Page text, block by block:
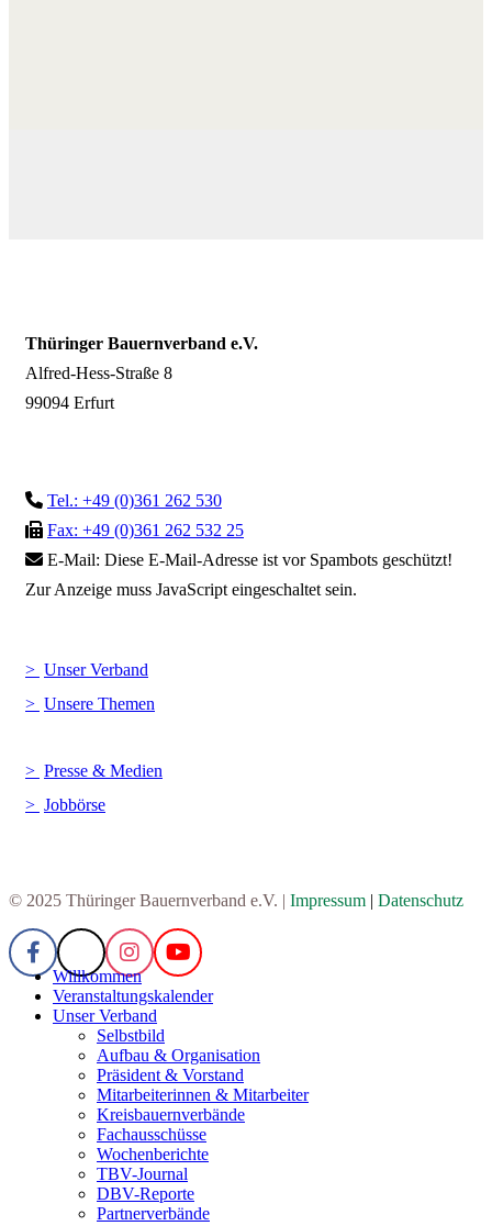
Thüringer Bauernverband e.V.
Alfred-Hess-Straße 8
99094 Erfurt
Tel.: +49 (0)361 262 530
Fax: +49 (0)361 262 532 25
E-Mail: Diese E-Mail-Adresse ist vor Spambots geschützt!
Zur Anzeige muss JavaScript eingeschaltet sein.
Unser Verband
Unsere Themen
Presse & Medien
Jobbörse
© 2025 Thüringer Bauernverband e.V. | Impressum | Datenschutz
Willkommen
Veranstaltungskalender
Unser Verband
Selbstbild
Aufbau & Organisation
Präsident & Vorstand
Mitarbeiterinnen & Mitarbeiter
Kreisbauernverbände
Fachausschüsse
Wochenberichte
TBV-Journal
DBV-Reporte
Partnerverbände